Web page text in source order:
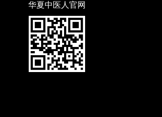
华夏中医人官网